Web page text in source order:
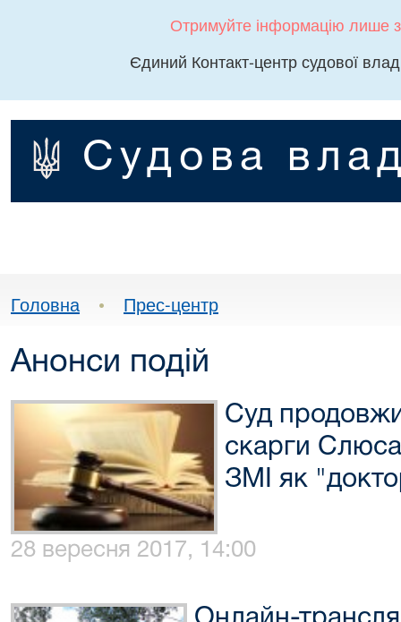
Отримуйте інформацію лише
Єдиний Контакт-центр судової
Судова
Головна • Прес-центр
Анонси подій
Суд
скарги
ЗМІ як
28 вересня 2017, 14:00